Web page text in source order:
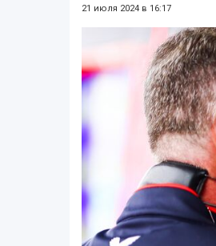
21 июля 2024 в 16:17